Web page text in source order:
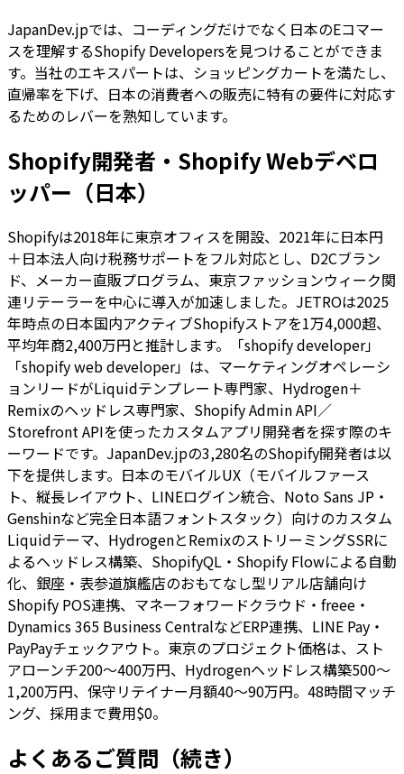
JapanDev.jpでは、コーディングだけでなく日本のEコマー
スを理解するShopify Developersを見つけることができま
す。当社のエキスパートは、ショッピングカートを満たし、
直帰率を下げ、日本の消費者への販売に特有の要件に対応す
るためのレバーを熟知しています。
Shopify開発者・Shopify Webデベロ
ッパー（日本）
Shopifyは2018年に東京オフィスを開設、2021年に日本円
＋日本法人向け税務サポートをフル対応とし、D2Cブラン
ド、メーカー直販プログラム、東京ファッションウィーク関
連リテーラーを中心に導入が加速しました。JETROは2025
年時点の日本国内アクティブShopifyストアを1万4,000超、
平均年商2,400万円と推計します。「shopify developer」
「shopify web developer」は、マーケティングオペレーシ
ョンリードがLiquidテンプレート専門家、Hydrogen＋
Remixのヘッドレス専門家、Shopify Admin API／
Storefront APIを使ったカスタムアプリ開発者を探す際のキ
ーワードです。JapanDev.jpの3,280名のShopify開発者は以
下を提供します。日本のモバイルUX（モバイルファース
ト、縦長レイアウト、LINEログイン統合、Noto Sans JP・
Genshinなど完全日本語フォントスタック）向けのカスタム
Liquidテーマ、HydrogenとRemixのストリーミングSSRに
よるヘッドレス構築、ShopifyQL・Shopify Flowによる自動
化、銀座・表参道旗艦店のおもてなし型リアル店舗向け
Shopify POS連携、マネーフォワードクラウド・freee・
Dynamics 365 Business CentralなどERP連携、LINE Pay・
PayPayチェックアウト。東京のプロジェクト価格は、スト
アローンチ200〜400万円、Hydrogenヘッドレス構築500〜
1,200万円、保守リテイナー月額40〜90万円。48時間マッチ
ング、採用まで費用$0。
よくあるご質問（続き）